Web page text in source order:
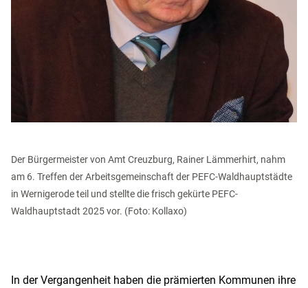
Der Bürgermeister von Amt Creuzburg, Rainer Lämmerhirt, nahm
am 6. Treffen der Arbeitsgemeinschaft der PEFC-Waldhauptstädte
in Wernigerode teil und stellte die frisch gekürte PEFC-
Waldhauptstadt 2025 vor. (Foto: Kollaxo)
In der Vergangenheit haben die prämierten Kommunen ihre